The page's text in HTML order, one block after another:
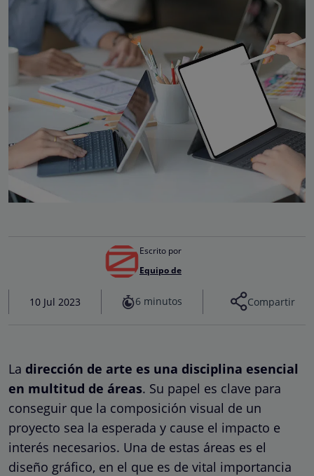
Escrito por
Equipo de
10 Jul 2023 6 minutos Compartir
La dirección de arte es una disciplina esencial
en multitud de áreas. Su papel es clave para
conseguir que la composición visual de un
proyecto sea la esperada y cause el impacto e
interés necesarios. Una de estas áreas es el
diseño gráfico, en el que es de vital importancia